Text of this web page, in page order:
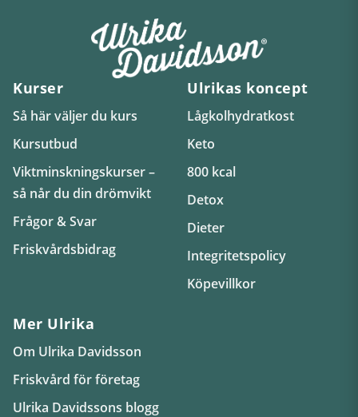
Kurser
Så här väljer du kurs
Kursutbud
Viktminskningskurser –
så når du din drömvikt
Frågor & Svar
Friskvårdsbidrag
Ulrikas koncept
Lågkolhydratkost
Keto
800 kcal
Detox
Dieter
Integritetspolicy
Köpevillkor
Mer Ulrika
Om Ulrika Davidsson
Friskvård för företag
Ulrika Davidssons blogg